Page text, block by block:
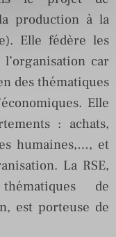
production à la
Elle fédère les
car
des thématiques
Elle
: achats,
humaines,…, et
La RSE,
de
est porteuse de